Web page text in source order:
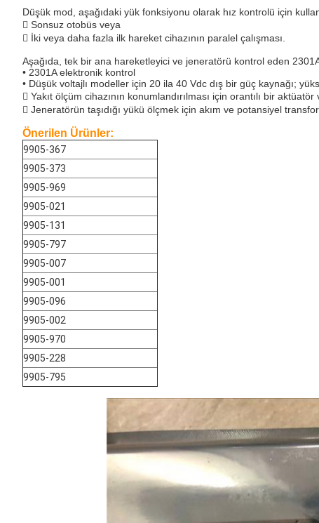
Düşük mod, aşağıdaki yük fonksiyonu olarak hız kontrolü için
 Sonsuz otobüs veya
 İki veya daha fazla ilk hareket cihazının paralel çalışması.
Aşağıda, tek bir ana hareketleyici ve jeneratörü kontrol eden
• 2301A elektronik kontrol
• Düşük voltajlı modeller için 20 ila 40 Vdc dış bir güç kaynağı;
 Yakıt ölçüm cihazının konumlandırılması için orantılı bir aktüatör
 Jeneratörün taşıdığı yükü ölçmek için akım ve potansiyel
Önerilen Ürünler:
9905-367
9905-373
9905-969
9905-021
9905-131
9905-797
9905-007
9905-001
9905-096
9905-002
9905-970
9905-228
9905-795